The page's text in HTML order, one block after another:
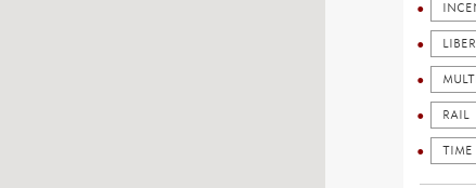
RAIL
TIME